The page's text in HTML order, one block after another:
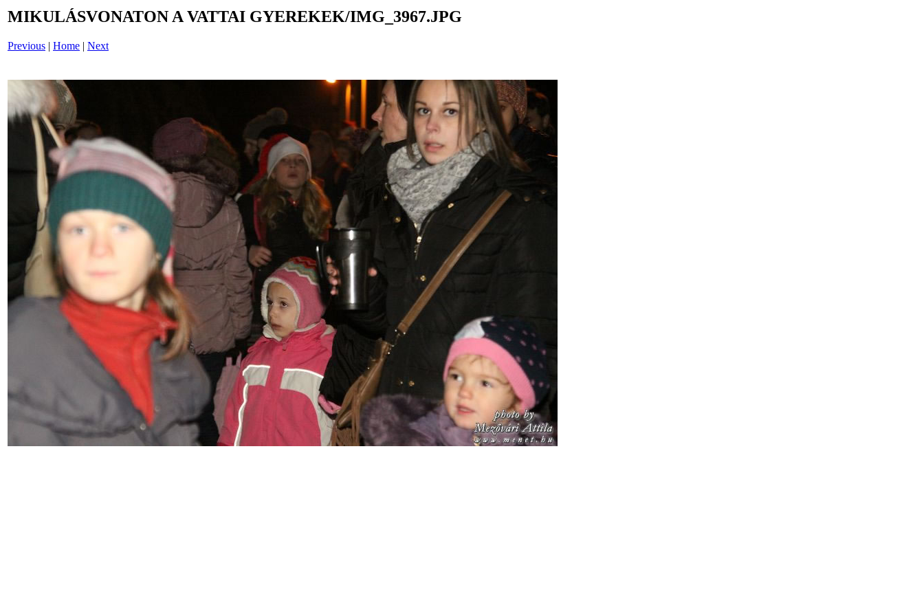
MIKULÁSVONATON A VATTAI GYEREKEK/IMG_3967.JPG
Previous | Home | Next